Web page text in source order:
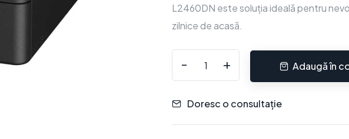
L2460DN este soluția ideală pentru
zilnice de acasă.
- + Adaugă în
Doresc o consultație